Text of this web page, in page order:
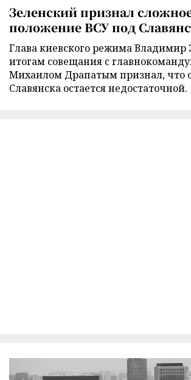
Зеленский признал
положение ВСУ под
Глава киевского режима Владимир
итогам совещания с
Михаилом Драпатым признал, что
Славянска остается недостаточной.